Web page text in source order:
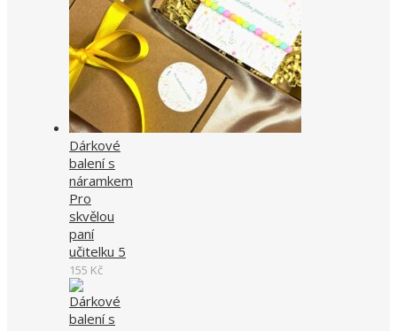
Dárkové
balení s
náramkem
Pro
skvělou
paní
učitelku 5
155 Kč